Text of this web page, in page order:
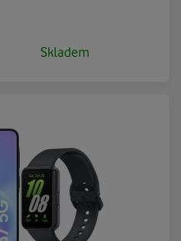
Skladem